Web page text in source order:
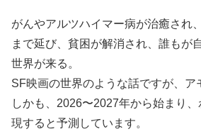
がんやアルツハイマー病が治癒され
まで延び、貧困が解消され、誰もが
世界が来る。
SF映画の世界のような話ですが、ア
しかも、2026〜2027年から始まり
現すると予測しています。